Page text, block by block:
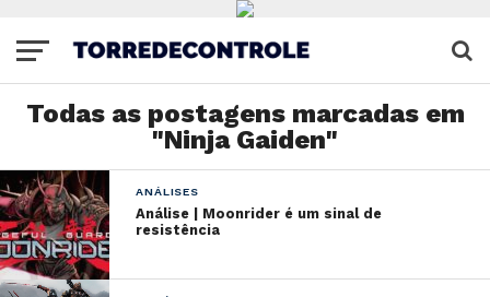
Todas as postagens marcadas em
"Ninja Gaiden"
ANÁLISES
Análise | Moonrider é um sinal de
resistência